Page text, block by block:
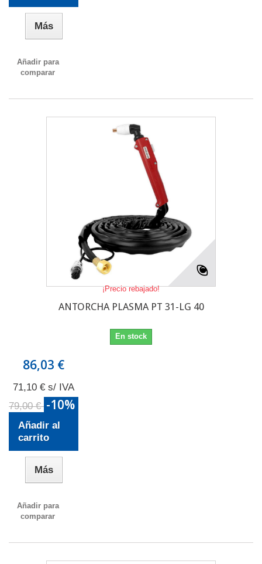
Más
Añadir para
comparar
¡Precio rebajado!
ANTORCHA PLASMA PT 31-LG 40
En stock
86,03 €
71,10 € s/ IVA
79,00 € -10%
Añadir al
carrito
Más
Añadir para
comparar